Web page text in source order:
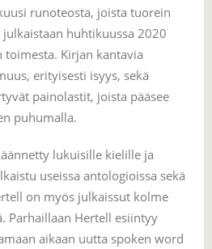
runoteosta, joista tuorein
huhtikuussa 2020
toimesta. Kirjan kantavia
erityisesti isyys, sekä
painolastit, joista pääsee
puhumalla.
lukuisille kielille ja
useissa antologioissa sekä
on myös julkaissut kolme
Parhaillaan Hertell esiintyy
aikaan uutta spoken word